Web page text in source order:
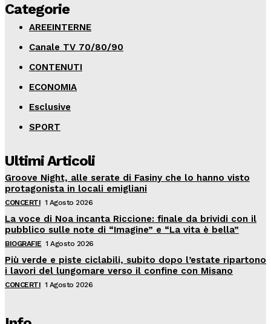
Categorie
AREEINTERNE
Canale TV 70/80/90
CONTENUTI
ECONOMIA
Esclusive
SPORT
Ultimi Articoli
Groove Night, alle serate di Fasiny che lo hanno visto
protagonista in locali emigliani
CONCERTI 1 Agosto 2026
La voce di Noa incanta Riccione: finale da brividi con il
pubblico sulle note di “Imagine” e “La vita è bella”
BIOGRAFIE 1 Agosto 2026
Più verde e piste ciclabili, subito dopo l’estate ripartono
i lavori del lungomare verso il confine con Misano
CONCERTI 1 Agosto 2026